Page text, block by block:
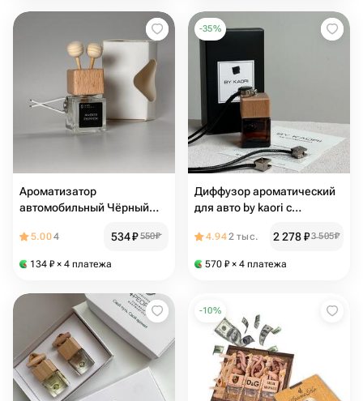
Ароматизатор
автомобильный Чёрный
5.004 534₽ 550₽
134 ₽ × 4 платежа
-35%
Диффузор ароматический
для авто by kaori с
4.942 тыс. 2 278₽3 505₽
570 ₽ × 4 платежа
-10%